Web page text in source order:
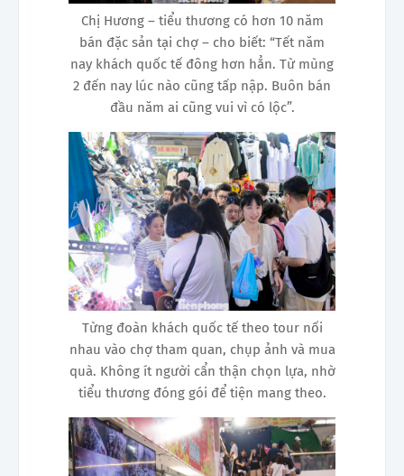
Chị Hương – tiểu thương có hơn 10 năm
bán đặc sản tại chợ – cho biết: “Tết năm
nay khách quốc tế đông hơn hẳn. Từ mùng
2 đến nay lúc nào cũng tấp nập. Buôn bán
đầu năm ai cũng vui vì có lộc”.
Từng đoàn khách quốc tế theo tour nối
nhau vào chợ tham quan, chụp ảnh và mua
quà. Không ít người cẩn thận chọn lựa, nhờ
tiểu thương đóng gói để tiện mang theo.